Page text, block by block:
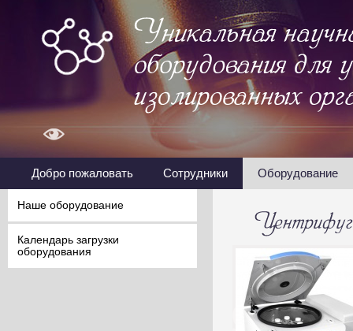
Добро пожаловать Сотрудники Оборудование
Наше оборудование
Календарь загрузки
оборудования